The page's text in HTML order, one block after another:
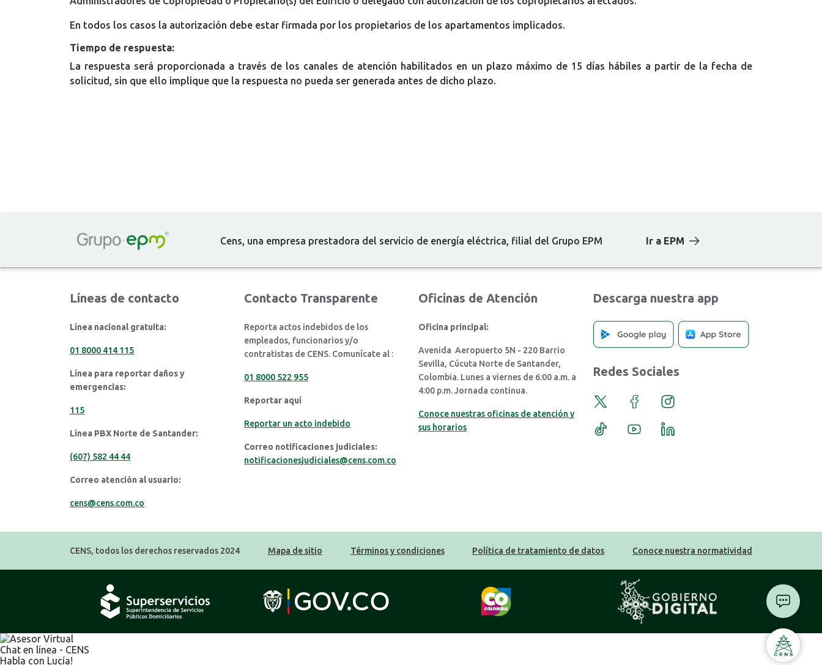
En todos los casos la autorización debe estar firmada por los propietarios de los apartamentos implicados.
Tiempo de respuesta:
La respuesta será proporcionada a través de los canales de atención habilitados en un plazo máximo de 15 días hábiles a partir de la fecha de
solicitud, sin que ello implique que la respuesta no pueda ser generada antes de dicho plazo.
Cens, una empresa prestadora del servicio de energía eléctrica, filial del Grupo EPM Ir a EPM
Líneas de contacto
Línea nacional gratuita:
01 8000 414 115
Línea para reportar daños y
emergencias:
115
Línea PBX Norte de Santander:
(607) 582 44 44
Correo atención al usuario:
cens@cens.com.co
Contacto Transparente
Reporta actos indebidos de los
empleados, funcionarios y/o
contratistas de CENS. Comunícate al :
01 8000 522 955
Reportar aquí
Reportar un acto indebido
Correo notificaciones judiciales:
notificacionesjudiciales@cens.com.co
Oficinas de Atención
Oficina principal:
Avenida Aeropuerto 5N - 220 Barrio
Sevilla, Cúcuta Norte de Santander,
Colombia. Lunes a viernes de 6:00 a.m. a
4:00 p.m. Jornada continua.
Conoce nuestras oficinas de atención y
sus horarios
Descarga nuestra app
Redes Sociales
Twitter FacebookInstagram
TikTok YouTubeLinkedIn
CENS, todos los derechos reservados 2024 Mapa de sitio Términos y condiciones Política de tratamiento de datos Conoce nuestra normatividad
Chat en línea - CENS
Habla con Lucía!